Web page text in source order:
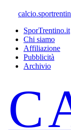
SporTrentino.it
Chi siamo
Affiliazione
Pubblicità
Archivio